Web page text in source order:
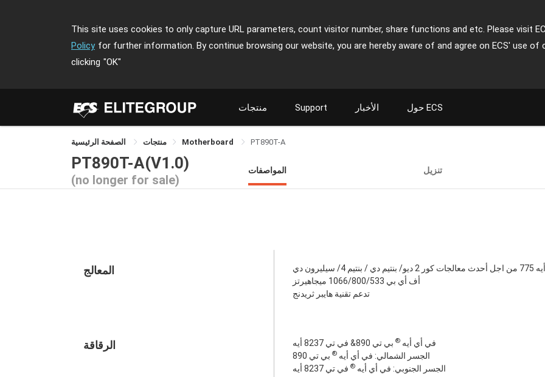
This site uses cookies to only capture URL parameters, count visitor number, share functions and etc. Please visit
Policy for further information. By continue browsing our website, you are hereby aware of and agree on ECS' use of
clicking "OK"
منتجات Support الأخبار حول ECS
منتجات Motherboard PT890T-A
PT890T-A(V1.0)
(no longer for sale)
المواصفات تنزيل
المعالج
دي
أف أي بي 1066/800/533 ميجاهيرتز
تدعم تقنية هايبر ثريدنج
الرقاقة في أي أيه ® بي تي 890& في تي 8237 أيه
الجسر الشمالي: في أي أيه ® بي تي 890
الجسر الجنوبي: في أي أيه ® في تي 8237 أيه